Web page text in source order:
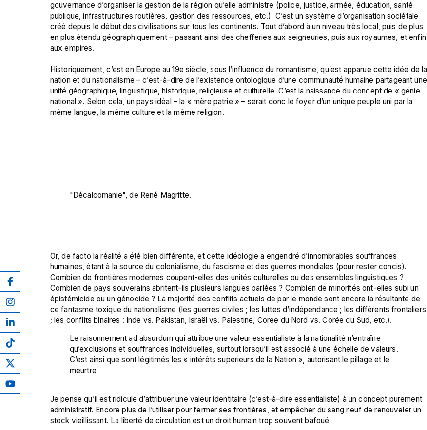
gouvernance d’organiser la gestion de la région qu’elle administre (police, justice, armée, éducation, santé
publique, infrastructures routières, gestion des ressources, etc.). C’est un système d’organisation sociétale
créé depuis le début des civilisations sur tous les continents. Tout d’abord à un niveau très local, puis de plus
en plus étendu géographiquement – passant ainsi des chefferies aux seigneuries, puis aux royaumes, et enfin
aux empires.
Historiquement, c’est en Europe au 19e siècle, sous l’influence du romantisme, qu’est apparue cette idée de la
nation et du nationalisme – c’est-à-dire de l’existence ontologique d’une communauté humaine partageant une
unité géographique, linguistique, historique, religieuse et culturelle. C’est la naissance du concept de « génie
national ». Selon cela, un pays idéal – la « mère patrie » – serait donc le foyer d’un unique peuple uni par la
même langue, la même culture et la même religion.
"Décalcomanie", de René Magritte.
Or, de facto la réalité a été bien différente, et cette idéologie a engendré d’innombrables souffrances
humaines, étant à la source du colonialisme, du fascisme et des guerres mondiales (pour rester concis).
Combien de frontières modernes coupent-elles des unités culturelles ou des ensembles linguistiques ?
Combien de pays souverains abritent-ils plusieurs langues parlées ? Combien de minorités ont-elles subi un
épistémicide ou un génocide ? La majorité des conflits actuels de par le monde sont encore la résultante de
ce fantasme toxique du nationalisme (les guerres civiles ; les luttes d’indépendance ; les différents frontaliers
Le raisonnement ad absurdum qui attribue une valeur essentialiste à la nationalité n’entraîne
qu’exclusions et souffrances individuelles, surtout lorsqu’il est associé à une échelle de valeurs.
C’est ainsi que sont légitimés les « intérêts supérieurs de la Nation », autorisant le pillage et le
meurtre
Je pense qu’il est ridicule d’attribuer une valeur identitaire (c’est-à-dire essentialiste) à un concept purement
administratif. Encore plus de l’utiliser pour fermer ses frontières, et empêcher du sang neuf de renouveler un
stock vieillissant. La liberté de circulation est un droit humain trop souvent bafoué.